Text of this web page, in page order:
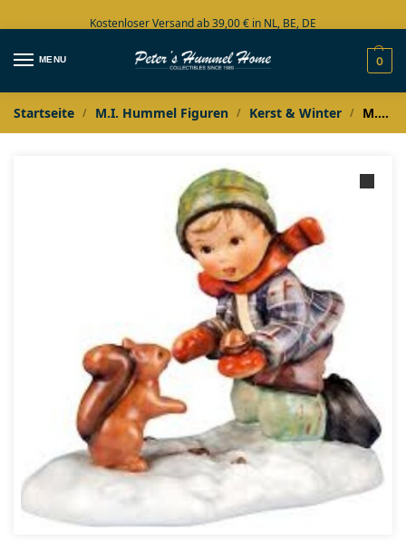
Kostenloser Versand ab 39,00 € in NL, BE, DE
Große Auswahl auf Lager
MENU 0
Startseite / M.I. Hummel Figuren / Kerst & Winter / M.I. Hummel Last dich streicheln